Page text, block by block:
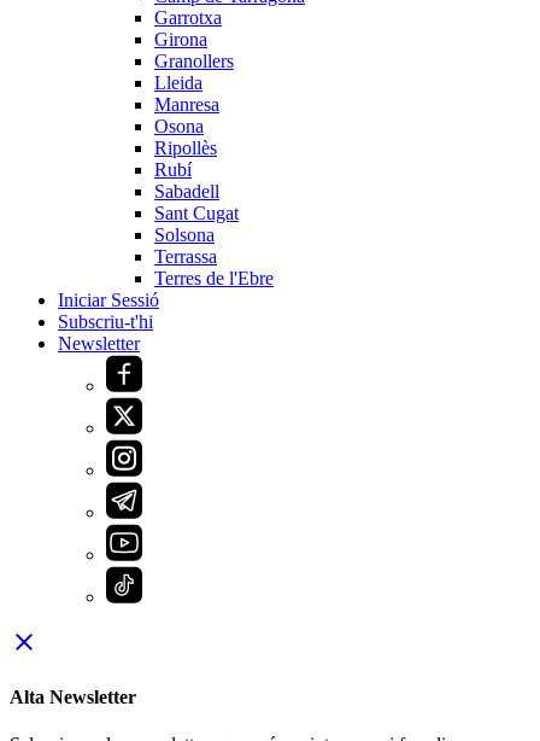
Garrotxa
Girona
Granollers
Lleida
Manresa
Osona
Ripollès
Rubí
Sabadell
Sant Cugat
Solsona
Terrassa
Terres de l'Ebre
Iniciar Sessió
Subscriu-t'hi
Newsletter
close
Alta Newsletter